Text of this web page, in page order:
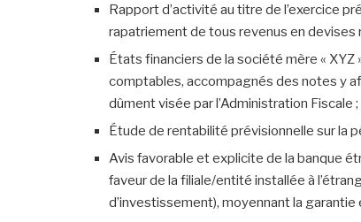
Rapport d’activité au titre de l’exercice
rapatriement de tous revenus en devises
États financiers de la société mère «
comptables, accompagnés des notes y
dûment visée par l’Administration Fiscale ;
Étude de rentabilité prévisionnelle sur la
Avis favorable et explicite de la banque
faveur de la filiale/entité installée à
d’investissement), moyennant la garantie